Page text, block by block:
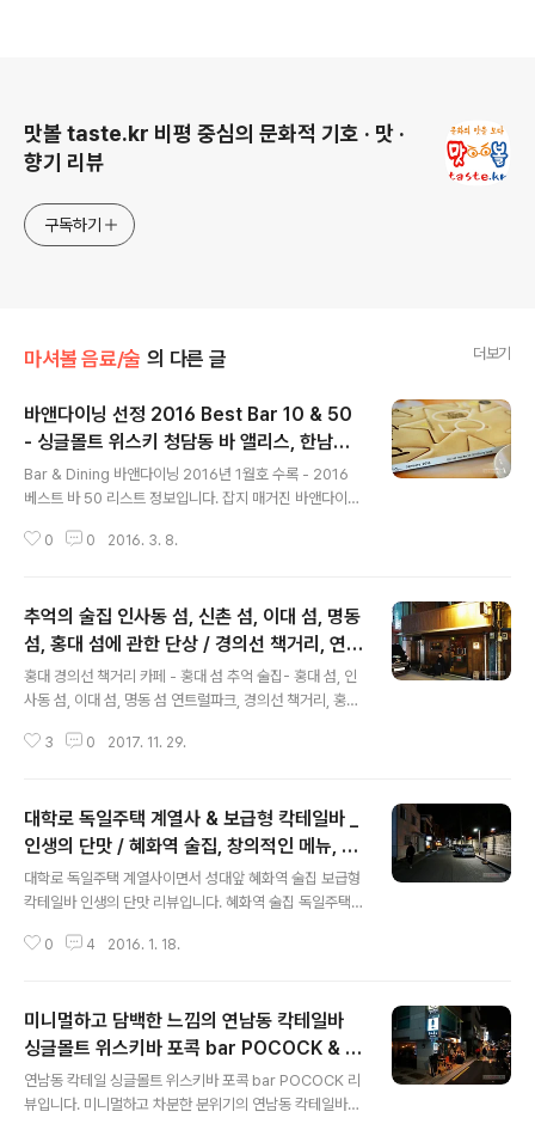
맛볼 taste.kr 비평 중심의 문화적 기호 · 맛 ·
향기 리뷰
구독하기
마셔볼 음료/술 의 다른 글 더보기
바앤다이닝 선정 2016 Best Bar 10 & 50
- 싱글몰트 위스키 청담동 바 앨리스, 한남동
바 와이낫, 셜록
Bar & Dining 바앤다이닝 2016년 1월호 수록 - 2016
베스트 바 50 리스트 정보입니다. 잡지 매거진 바앤다이닝
위스키 바 - 청담동 바 앨리스, 한남동 바 와이낫, 셜록, 르
앤다이닝 BAR & DINING 2016년 1월호 특집 기사 Bes
t Bar 50 2016 Dining Trends 바 앤 다이닝 2016년 1
월호 (통권 145호) 요즘 제일 잘나가는 바는 어디? 2016
BEST BAR 50 베스트 바 10, 베스트 바 30, 베스트 바 5
0으로 구분해서 수록. 바&주류 전문가와 일반 애호가 ..
0 0 2016. 3. 8.
추억의 술집 인사동 섬, 신촌 섬, 이대 섬, 명동
섬, 홍대 섬에 관한 단상 / 경의선 책거리, 연트
럴파크, 홍대 기찻길
홍대 경의선 책거리 카페 - 홍대 섬 추억 술집- 홍대 섬, 인
사동 섬, 이대 섬, 명동 섬 연트럴파크, 경의선 책거리, 홍대
는 길 경의선 기찻길 옆.LP음악, 핸드드립 커피, 술. 그리
도 하지만 대체로 서로 접점이 없는 각자의 존재들이지만,
하나의 계시 또는 지향점을 공유라도 한 듯 혹은 담합이라
도 한 듯이 같은 정서의 공간을 곳곳에 각자 만들어 운영.
인사동 섬 2004년 말께 사라졌다가 2009년에 다시 솟아
오른 섬. 그리고 사라진 섬. 이대 섬 미라보 호텔 옆. 1999
년께 지구상에서 가장 먼저 사라진 섬. 신촌 섬 2003..
3 0 2017. 11. 29.
대학로 독일주택 계열사 & 보급형 칵테일바 _
인생의 단맛 / 혜화역 술집, 창의적인 메뉴, 글
뤼바인 뱅쇼
대학로 독일주택 계열사이면서 성대앞 혜화역 술집 보급형
칵테일바 인생의 단맛 리뷰입니다. 혜화역 술집 독일주택
뤼바인, 뱅쇼 인생의 단맛 칵테일 창의적인 메뉴 이름 - 얄
맛 - 혜화역 4번출구 대명거리 뒷골목 분위기 좋은 술집 의
계열사. 한옥을 개조해 만든 독일주택이 세련되고 미니멀
한 모던바라면, → 대학로의 기묘한 술집 카페 taste.kr/1
353 인생의 단맛은 다양잡다한 소품으로 80~90년대 느
낌을 담은 학사주점. 성균관대학교 담벼락. 보글보글 백반
0 4 2016. 1. 18.
미니멀하고 담백한 느낌의 연남동 칵테일바
싱글몰트 위스키바 포콕 bar POCOCK & 바
텐더 애티튜드
연남동 칵테일 싱글몰트 위스키바 포콕 bar POCOCK 리
뷰입니다. 미니멀하고 차분한 분위기의 연남동 칵테일바